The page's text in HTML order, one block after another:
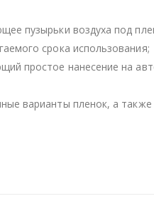
пузырьки воздуха под
срока использования;
простое нанесение на
варианты пленок, а